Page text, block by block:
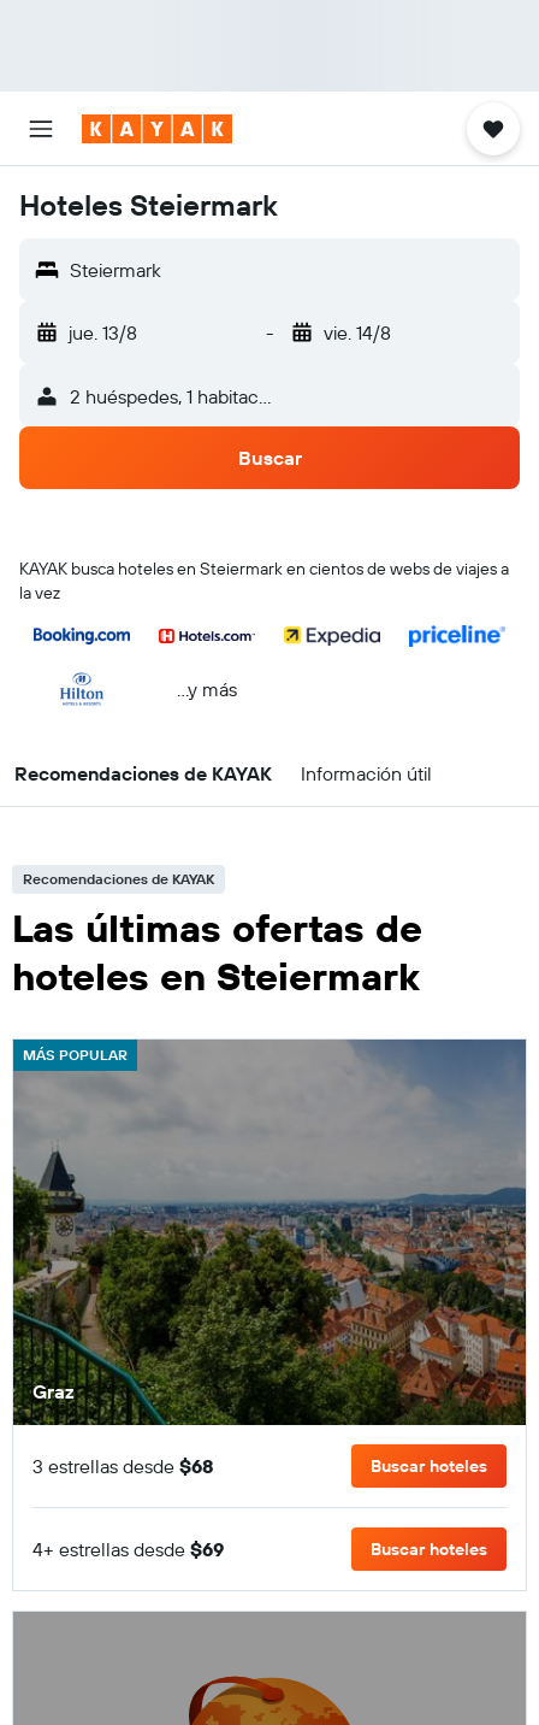
Hoteles Steiermark
Steiermark
jue. 13/8 - vie. 14/8
2 huéspedes, 1 habitación
Buscar
KAYAK busca hoteles en Steiermark en cientos de webs de viajes a
la vez
...y más
Recomendaciones de KAYAK Información útil
Recomendaciones de KAYAK
Las últimas ofertas de
hoteles en Steiermark
MÁS POPULAR
Graz
3 estrellas desde $68 Buscar hoteles
4+ estrellas desde $69 Buscar hoteles